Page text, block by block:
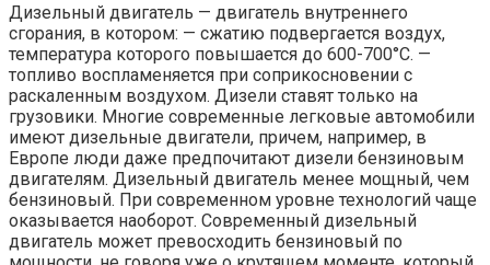
Дизельный двигатель — двигатель внутреннего
сгорания, в котором: — сжатию подвергается воздух,
температура которого повышается до 600-700°С. —
топливо воспламеняется при соприкосновении с
раскаленным воздухом. Дизели ставят только на
грузовики. Многие современные легковые автомобили
имеют дизельные двигатели, причем, например, в
Европе люди даже предпочитают дизели бензиновым
двигателям. Дизельный двигатель менее мощный, чем
бензиновый. При современном уровне технологий чаще
оказывается наоборот. Современный дизельный
двигатель может превосходить бензиновый по